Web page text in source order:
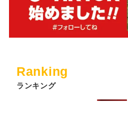
Ranking
ランキング